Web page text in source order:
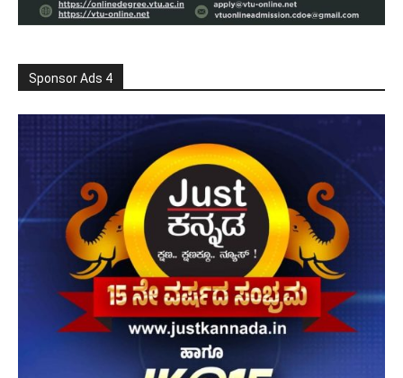
Sponsor Ads 4